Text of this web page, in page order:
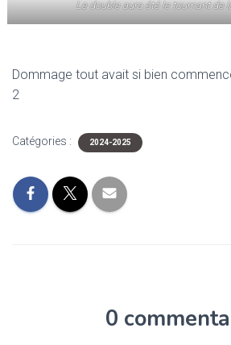
Le double aura été le tournant de
Dommage tout avait si bien
2
Catégories : 2024-2025
0